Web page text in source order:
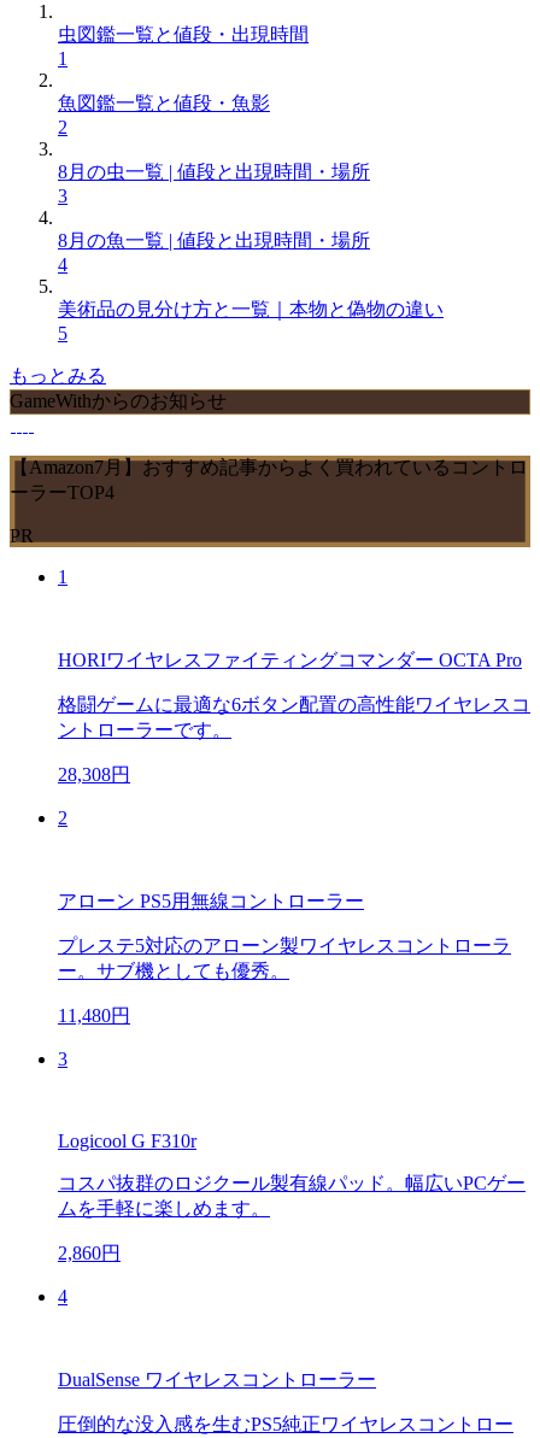
虫図鑑一覧と値段・出現時間
1
魚図鑑一覧と値段・魚影
2
8月の虫一覧 | 値段と出現時間・場所
3
8月の魚一覧 | 値段と出現時間・場所
4
美術品の見分け方と一覧｜本物と偽物の違い
5
もっとみる
GameWithからのお知らせ
【Amazon7月】おすすめ記事からよく買われているコントロ
ーラーTOP4
PR
1
HORIワイヤレスファイティングコマンダー OCTA Pro
格闘ゲームに最適な6ボタン配置の高性能ワイヤレスコ
ントローラーです。
28,308円
2
アローン PS5用無線コントローラー
プレステ5対応のアローン製ワイヤレスコントローラ
ー。サブ機としても優秀。
11,480円
3
Logicool G F310r
コスパ抜群のロジクール製有線パッド。幅広いPCゲー
ムを手軽に楽しめます。
2,860円
4
DualSense ワイヤレスコントローラー
圧倒的な没入感を生むPS5純正ワイヤレスコントロー